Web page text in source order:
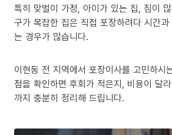
특히 맞벌이 가정, 아이가 있는 집, 짐이 많
구가 복잡한 집은 직접 포장하려다 시간
는 경우가 많습니다.
이현동 전 지역에서 포장이사를 고민하시
점을 확인하면 후회가 적은지, 비용이 달
까지 충분히 정리해 드립니다.